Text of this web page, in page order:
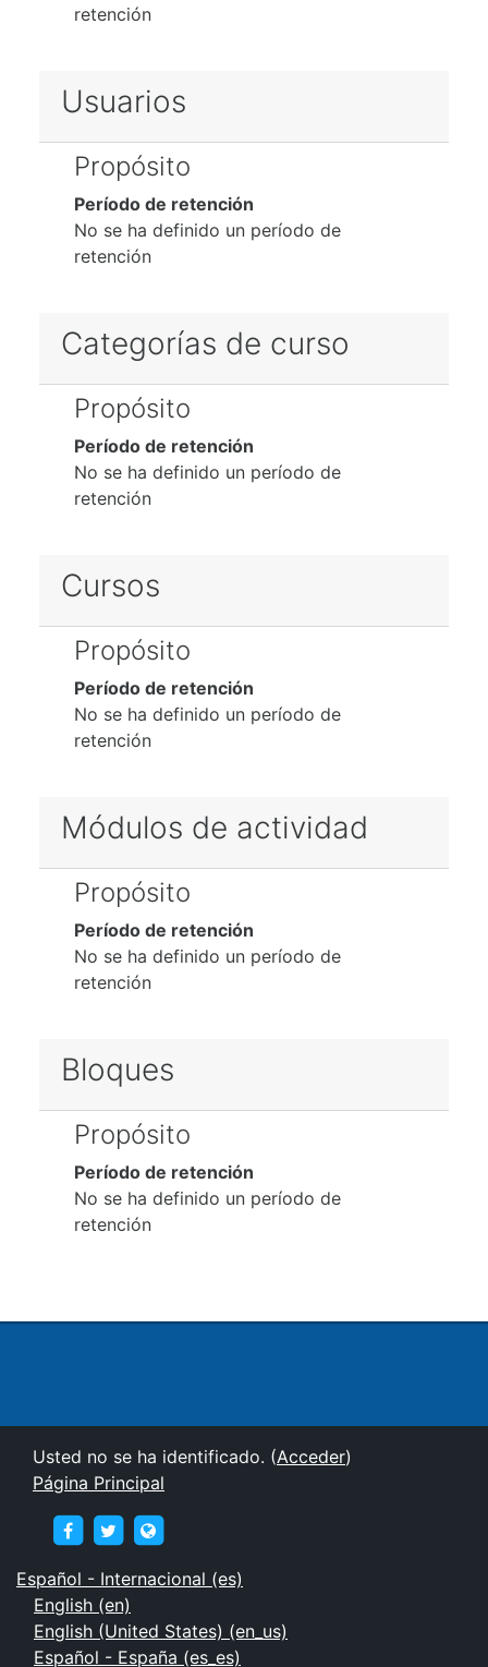
retención
Usuarios
Propósito
Período de retención
No se ha definido un período de
retención
Categorías de curso
Propósito
Período de retención
No se ha definido un período de
retención
Cursos
Propósito
Período de retención
No se ha definido un período de
retención
Módulos de actividad
Propósito
Período de retención
No se ha definido un período de
retención
Bloques
Propósito
Período de retención
No se ha definido un período de
retención
Usted no se ha identificado. (Acceder)
Página Principal
http://www.facebook.com/MiREMC1
https://twitter.com/remc_1
Español - Internacional ‎(es)‎
English ‎(en)‎
English (United States) ‎(en_us)‎
Español - España ‎(es_es)‎